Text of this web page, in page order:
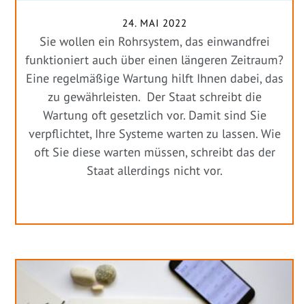
24. MAI 2022
Sie wollen ein Rohrsystem, das einwandfrei
funktioniert auch über einen längeren Zeitraum?
Eine regelmäßige Wartung hilft Ihnen dabei, das
zu gewährleisten. Der Staat schreibt die
Wartung oft gesetzlich vor. Damit sind Sie
verpflichtet, Ihre Systeme warten zu lassen. Wie
oft Sie diese warten müssen, schreibt das der
Staat allerdings nicht vor.